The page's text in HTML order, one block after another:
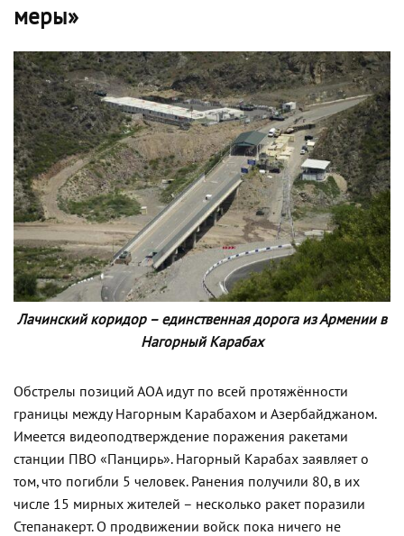
меры»
Лачинский коридор – единственная дорога из Армении в
Нагорный Карабах
Обстрелы позиций АОА идут по всей протяжённости
границы между Нагорным Карабахом и Азербайджаном.
Имеется видеоподтверждение поражения ракетами
станции ПВО «Панцирь». Нагорный Карабах заявляет о
том, что погибли 5 человек. Ранения получили 80, в их
числе 15 мирных жителей – несколько ракет поразили
Степанакерт. О продвижении войск пока ничего не